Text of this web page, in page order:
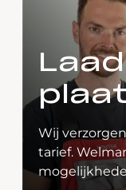
Wij
tarief.